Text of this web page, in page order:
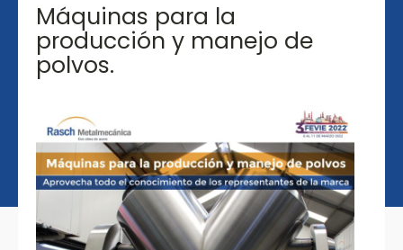
Máquinas para la
producción y manejo de
polvos.